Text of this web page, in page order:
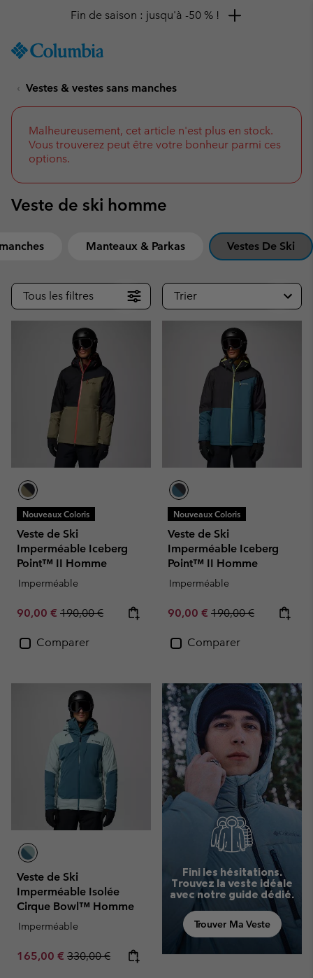
TO
SKIP
NAV
SKIP
TO
SEARCH
Remise de 10 % à saisir
Vestes & vestes sans manches
Malheureusement, cet article n'est plus en stock.
Vous trouverez peut être votre bonheur parmi ces
options.
Veste de ski homme
Manteaux & Parkas Vestes De Ski
Tous les filtres Trier
Nouveaux Coloris
Veste de Ski
Imperméable Iceberg
Point™ II Homme
Imperméable
Sale price:
90,00 € Regular price:
190,00 €
Comparer
Nouveaux Coloris
Veste de Ski
Imperméable Iceberg
Point™ II Homme
Imperméable
Sale price:
90,00 € Regular price:
190,00 €
Comparer
Veste de Ski
Imperméable Isolée
Cirque Bowl™ Homme
Imperméable
Sale price:
165,00 € Regular price:
330,00 €
Fini les hésitations.
Trouvez la veste idéale
avec notre guide dédié.
Trouver Ma Veste